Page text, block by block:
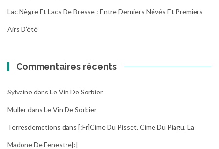
Lac Nègre Et Lacs De Bresse : Entre Derniers Névés Et Premiers
Airs D’été
Commentaires récents
Sylvainedans Le Vin De Sorbier
Mullerdans Le Vin De Sorbier
Terresdemotions dans [:fr]Cime Du Pisset, Cime Du Piagu, La
Madone De Fenestre[:]